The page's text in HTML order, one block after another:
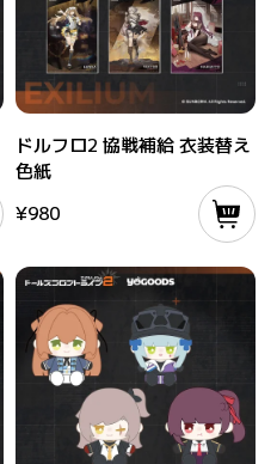
ドルフロ2 協戦補給 衣装替え
色紙
¥980